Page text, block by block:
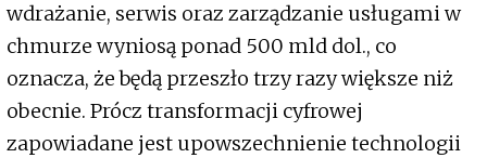
wdrażanie, serwis oraz zarządzanie usługami w
chmurze wyniosą ponad 500 mld dol., co
oznacza, że będą przeszło trzy razy większe niż
obecnie. Prócz transformacji cyfrowej
zapowiadane jest upowszechnienie technologii